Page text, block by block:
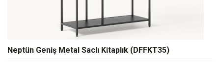
Neptün Geniş Metal Saclı Kitaplık (DFFKT35)